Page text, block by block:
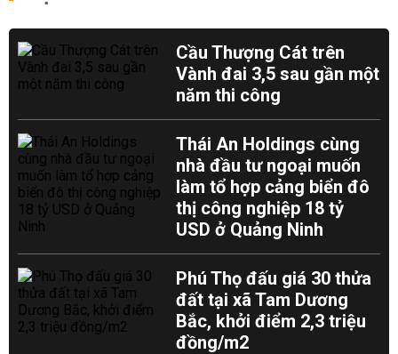
Cầu Thượng Cát trên
Vành đai 3,5 sau gần một
năm thi công
Thái An Holdings cùng
nhà đầu tư ngoại muốn
làm tổ hợp cảng biển đô
thị công nghiệp 18 tỷ
USD ở Quảng Ninh
Phú Thọ đấu giá 30 thửa
đất tại xã Tam Dương
Bắc, khởi điểm 2,3 triệu
đồng/m2